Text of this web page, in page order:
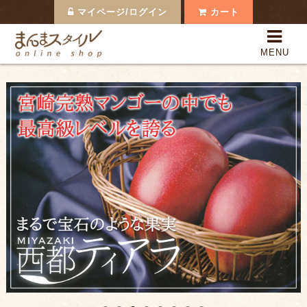
マイページ/ログイン カート
まんまスタイル
MENU
全商品一覧
まんまの果実
日本のまんま
まんまの食材
まんまスタイルって？
支払い・配送
よくある質問